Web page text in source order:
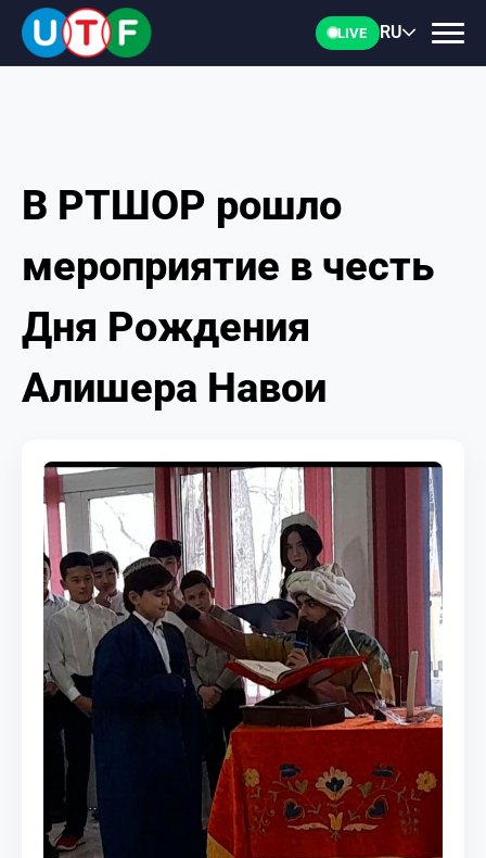
LIVE RU
ГЛАВНАЯ
ФТУ
НОВОСТИ
ДОКУМЕНТЫ
МЕДИА
КОРТЫ
КОНТАКТЫ
UZ-PIN
В РТШОР рошло
мероприятие в честь
Дня Рождения
Алишера Навои